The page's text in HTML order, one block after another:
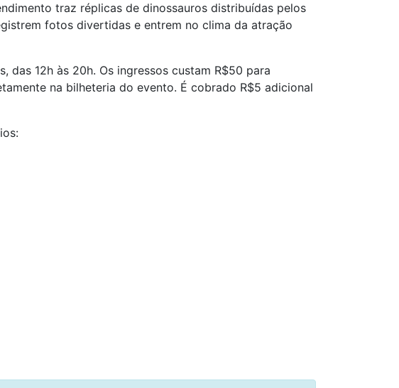
traz réplicas de dinossauros distribuídas pelos
fotos divertidas e entrem no clima da atração
das 12h às 20h. Os ingressos custam R$50 para
na bilheteria do evento. É cobrado R$5 adicional